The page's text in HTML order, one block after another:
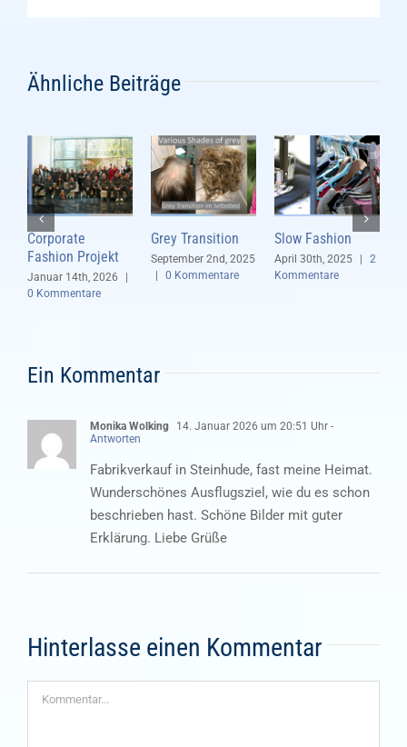
Ähnliche Beiträge
Corporate
Fashion Projekt
Januar 14th, 2026
|
0 Kommentare
Grey Transition
September 2nd, 2025
|
0 Kommentare
Slow Fashion
April 30th, 2025 |
2
Kommentare
Ein Kommentar
Monika Wolking 14. Januar 2026 um 20:51 Uhr -
Antworten
Fabrikverkauf in Steinhude, fast meine Heimat.
Wunderschönes Ausflugsziel, wie du es schon
beschrieben hast. Schöne Bilder mit guter
Erklärung. Liebe Grüße
Hinterlasse einen Kommentar